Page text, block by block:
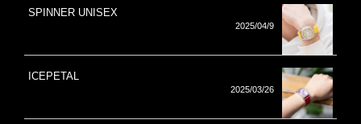
SPINNER UNISEX
2025/04/9
ICEPETAL
2025/03/26